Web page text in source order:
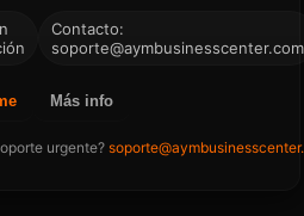
Contacto:
soporte@aymbusinesscenter.com
Más info
urgente?